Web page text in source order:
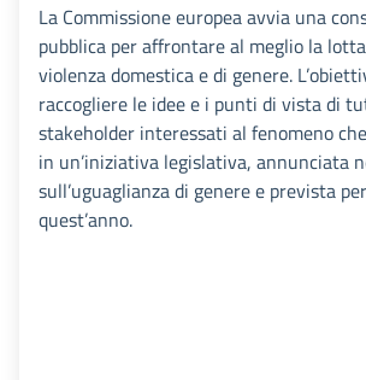
La Commissione europea avvia una
pubblica per affrontare al meglio la
violenza domestica e di genere.
raccogliere le idee e i punti di vista di
stakeholder interessati al fenomeno
in un’iniziativa legislativa, annunciata
sull’uguaglianza di genere e prevista
quest’anno.